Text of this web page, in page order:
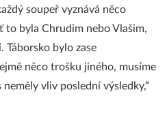
soupeř vyznává něco
to byla Chrudim nebo Vlašim,
Táborsko bylo zase
něco trošku jiného, musíme
vliv poslední výsledky,“